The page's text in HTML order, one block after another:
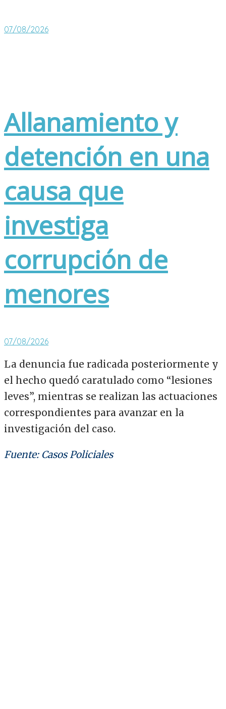
07/08/2026
Allanamiento y
detención en una
causa que
investiga
corrupción de
menores
07/08/2026
La denuncia fue radicada posteriormente y
el hecho quedó caratulado como “lesiones
leves”, mientras se realizan las actuaciones
correspondientes para avanzar en la
investigación del caso.
Fuente: Casos Policiales